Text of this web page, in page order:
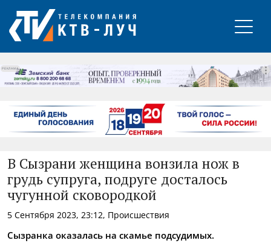
РЕКЛАМА
В Сызрани женщина вонзила нож в
грудь супруга, подруге досталось
чугунной сковородкой
5 Сентября 2023, 23:12, Происшествия
Сызранка оказалась на скамье подсудимых.